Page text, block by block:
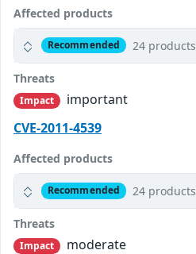
Affected products
Recommended 24 products
Threats
Impact
important
CVE-2011-4539
Affected products
Recommended 24 products
Threats
Impact
moderate